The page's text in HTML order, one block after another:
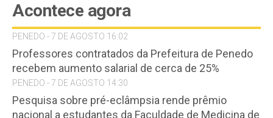
Acontece agora
PENEDO - 7 DE AGOSTO 16:02
Professores contratados da Prefeitura de Penedo
recebem aumento salarial de cerca de 25%
PENEDO - 7 DE AGOSTO 14:30
Pesquisa sobre pré-eclâmpsia rende prêmio
nacional a estudantes da Faculdade de Medicina de